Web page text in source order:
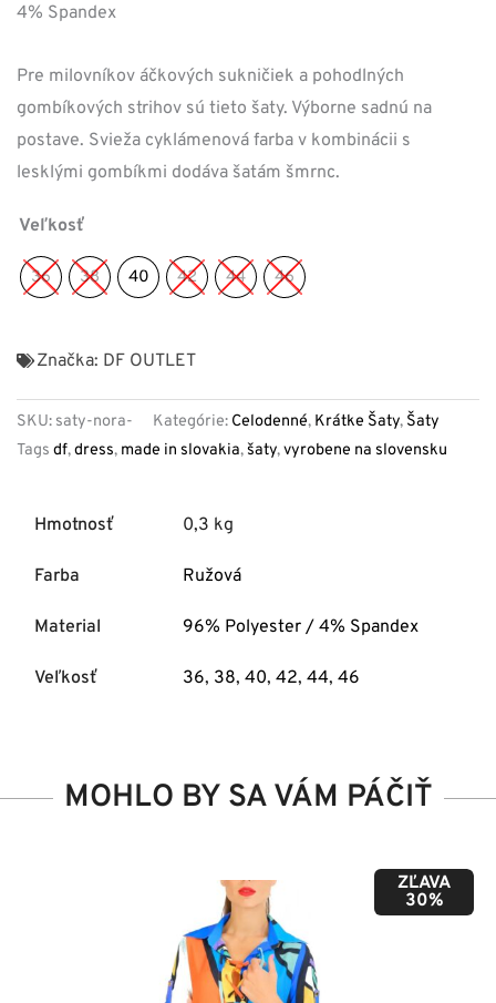
4% Spandex
Pre milovníkov áčkových sukničiek a pohodlných
gombíkových strihov sú tieto šaty. Výborne sadnú na
postave. Svieža cyklámenová farba v kombinácii s
lesklými gombíkmi dodáva šatám šmrnc.
Veľkosť
36 38 40 42 44 46
Značka: DF OUTLET
SKU: saty-nora- Kategórie: Celodenné, Krátke Šaty, Šaty
Tags df,dress, made in slovakia,šaty,vyrobene na slovensku
Hmotnosť 0,3 kg
Farba Ružová
Material 96% Polyester / 4% Spandex
Veľkosť 36, 38, 40, 42, 44, 46
MOHLO BY SA VÁM PÁČIŤ
ZĽAVA
50%